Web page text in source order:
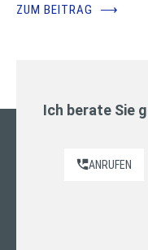
ZUM BEITRAG ⟶
Ich berate Sie
ANRUFEN